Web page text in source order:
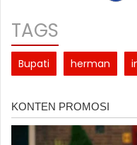
TAGS
Bupati herman